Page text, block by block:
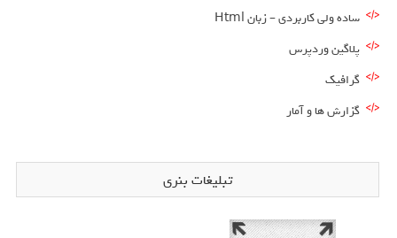
ساده ولی کاربردی – زبان Html
پلاگین وردپرس
گرافیک
گزارش ها و آمار
تبلیغات بنری